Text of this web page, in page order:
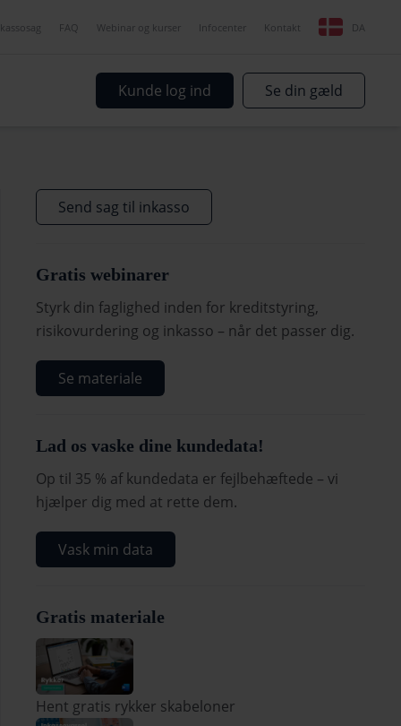
FAQ Webinar og kurser Infocenter Kontakt DA
Kunde log ind Se din gæld
Send sag til inkasso
Gratis webinarer
Styrk din faglighed inden for kreditstyring,
risikovurdering og inkasso – når det passer dig.
Se materiale
Lad os vaske dine kundedata!
Op til 35 % af kundedata er fejlbehæftede – vi
hjælper dig med at rette dem.
Vask min data
Gratis materiale
Hent gratis rykker skabeloner